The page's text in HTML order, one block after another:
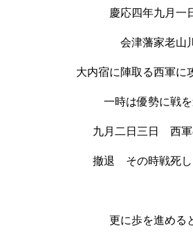
慶応四年九月一
会津藩家老山
大内宿に陣取る西軍に
一時は優勢に戦
九月二日三日 西軍
撤退 その時戦死し
更に歩を進め